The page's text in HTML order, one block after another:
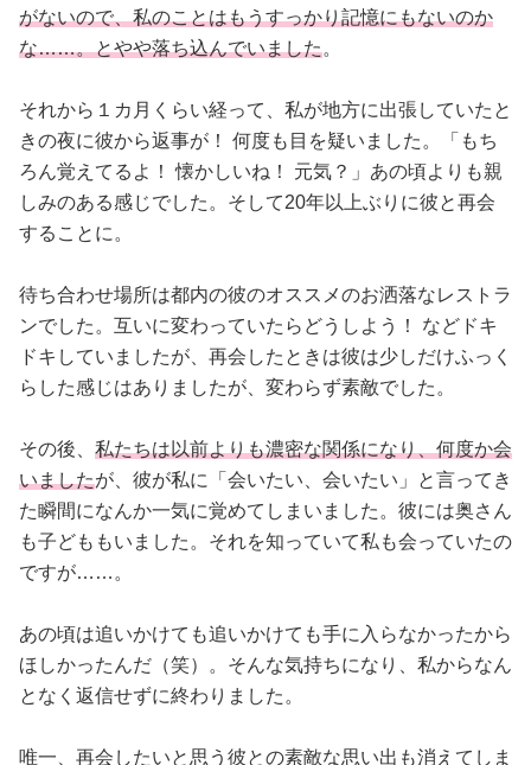
がないので、私のことはもうすっかり記憶にもないのか
な……。とやや落ち込んでいました。
それから１カ月くらい経って、私が地方に出張していたと
きの夜に彼から返事が！ 何度も目を疑いました。「もち
ろん覚えてるよ！ 懐かしいね！ 元気？」あの頃よりも親
しみのある感じでした。そして20年以上ぶりに彼と再会
することに。
待ち合わせ場所は都内の彼のオススメのお洒落なレストラ
ンでした。互いに変わっていたらどうしよう！ などドキ
ドキしていましたが、再会したときは彼は少しだけふっく
らした感じはありましたが、変わらず素敵でした。
その後、 私たちは以前よりも濃密な関係になり、何度か会
いましたが、彼が私に「会いたい、会いたい」と言ってき
た瞬間になんか一気に覚めてしまいました。彼には奥さん
も子どももいました。それを知っていて私も会っていたの
ですが……。
あの頃は追いかけても追いかけても手に入らなかったから
ほしかったんだ（笑）。そんな気持ちになり、私からなん
となく返信せずに終わりました。
唯一、再会したいと思う彼との素敵な思い出も消えてしま